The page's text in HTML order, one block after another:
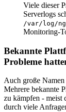
Viele dieser
Serverlogs
/var/log/
Monitoring-
Bekannte
Probleme
Auch große
Mehrere bekannte
zu kämpfen - meist
durch viele